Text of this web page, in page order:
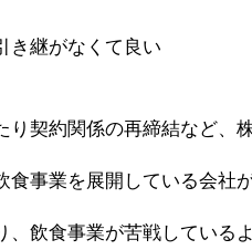
き継がなくて良い
り契約関係の再締結など、
事業を展開している会社
、飲食事業が苦戦している